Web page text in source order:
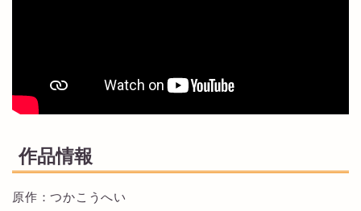
作品情報
原作：つかこうへい